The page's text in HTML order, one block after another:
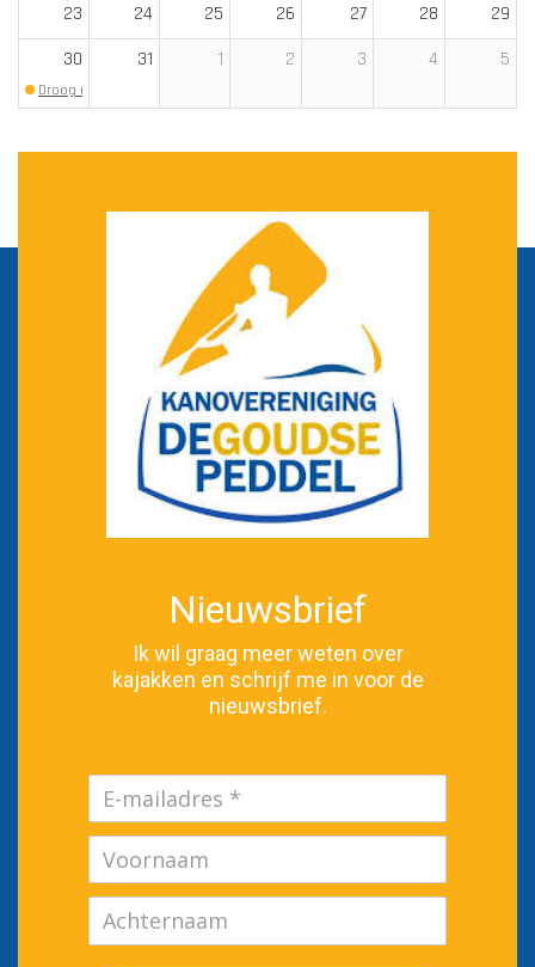
23 24 25 26 27 28
29
30
Droog rollen
31 1 2 3 4 5
Nieuwsbrief
Ik wil graag meer weten over
kajakken en schrijf me in voor de
nieuwsbrief.